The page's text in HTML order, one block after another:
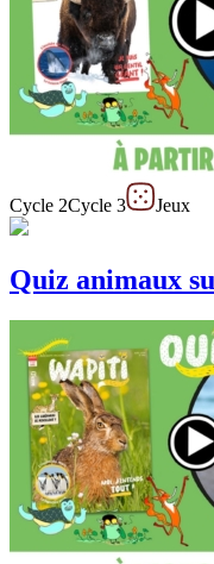
Cycle 2Cycle 3 Jeux
Quiz animaux